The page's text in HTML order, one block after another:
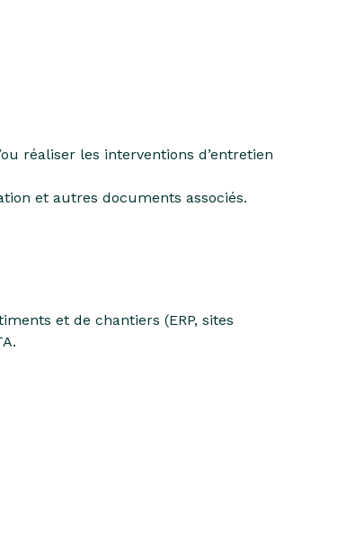
réaliser les interventions d’entretien
et autres documents associés.
et de chantiers (ERP, sites